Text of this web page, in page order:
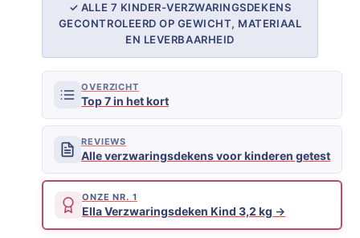
✓ ALLE 7 KINDER-VERZWARINGSDEKENS
GECONTROLEERD OP GEWICHT, MATERIAAL
EN LEVERBAARHEID
OVERZICHT
Top 7 in het kort
REVIEWS
Alle verzwaringsdekens voor kinderen getest
ONZE NR. 1
Ella Verzwaringsdeken Kind 3,2 kg